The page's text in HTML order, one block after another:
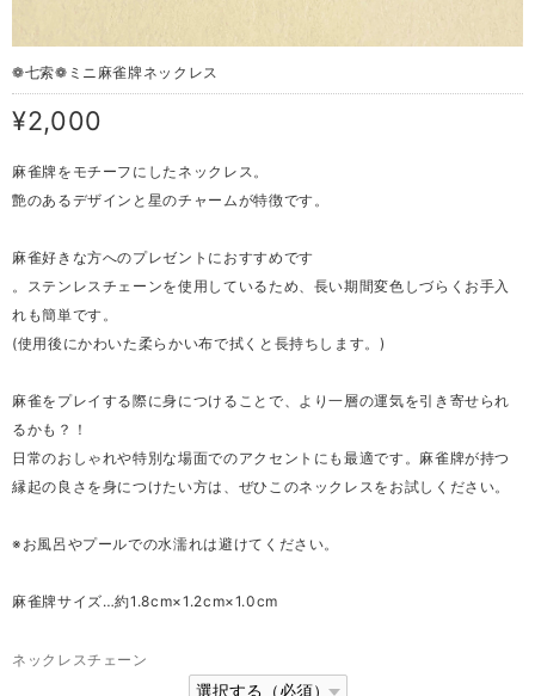
❁ 七索❁ ミニ麻雀牌ネックレス
¥2,000
麻雀牌をモチーフにしたネックレス。
艶のあるデザインと星のチャームが特徴です。
麻雀好きな方へのプレゼントにおすすめです
。ステンレスチェーンを使用しているため、長い期間変色しづらくお手入
れも簡単です。
(使用後にかわいた柔らかい布で拭くと長持ちします。)
麻雀をプレイする際に身につけることで、より一層の運気を引き寄せられ
るかも？！
日常のおしゃれや特別な場面でのアクセントにも最適です。麻雀牌が持つ
縁起の良さを身につけたい方は、ぜひこのネックレスをお試しください。
※お風呂やプールでの水濡れは避けてください。
麻雀牌サイズ…約1.8cm×1.2cm×1.0cm
ネックレスチェーン